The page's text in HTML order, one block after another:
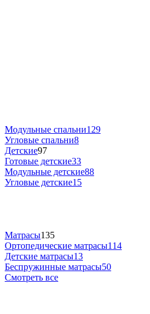
Модульные спальни129
Угловые спальни8
Детские97
Готовые детские33
Модульные детские88
Угловые детские15
Матрасы135
Ортопедические матрасы114
Детские матрасы13
Беспружинные матрасы50
Смотреть все